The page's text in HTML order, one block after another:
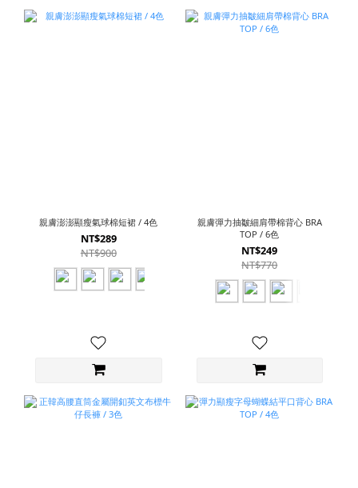
親膚澎澎顯瘦氣球棉短裙 / 4色
NT$289
NT$900
親膚彈力抽皺細肩帶棉背心 BRA
TOP / 6色
NT$249
NT$770